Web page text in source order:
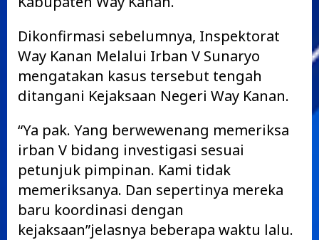
Dikonfirmasi sebelumnya, Inspektorat
Way Kanan Melalui Irban V Sunaryo
mengatakan kasus tersebut tengah
ditangani Kejaksaan Negeri Way Kanan.
“Ya pak. Yang berwewenang memeriksa
irban V bidang investigasi sesuai
petunjuk pimpinan. Kami tidak
memeriksanya. Dan sepertinya mereka
baru koordinasi dengan
kejaksaan”jelasnya beberapa waktu lalu.